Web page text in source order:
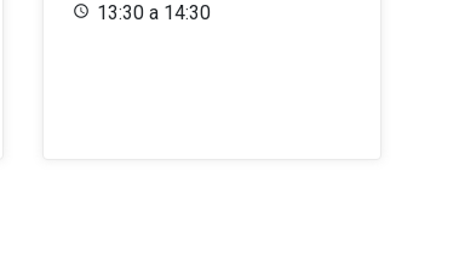
13:30 a 14:30